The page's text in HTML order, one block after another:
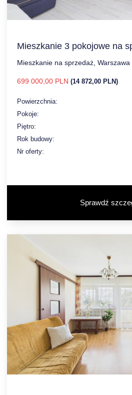
Mieszkanie 3 pokojowe na
Mieszkanie na sprzedaż,
699 000,00 PLN (14 872,00 PLN)
Powierzchnia:
Pokoje:
Piętro:
Rok budowy:
Nr oferty:
Sprawdź